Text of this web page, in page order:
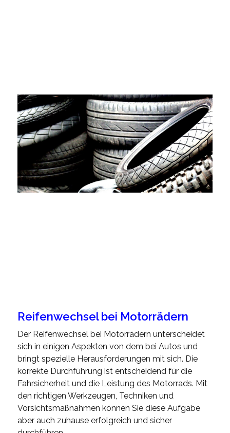
Reifenwechsel bei Motorrädern
Der Reifenwechsel bei Motorrädern unterscheidet
sich in einigen Aspekten von dem bei Autos und
bringt spezielle Herausforderungen mit sich. Die
korrekte Durchführung ist entscheidend für die
Fahrsicherheit und die Leistung des Motorrads. Mit
den richtigen Werkzeugen, Techniken und
Vorsichtsmaßnahmen können Sie diese Aufgabe
aber auch zuhause erfolgreich und sicher